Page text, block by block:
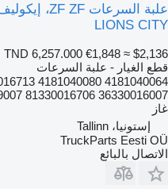
LIONS CITY
TND 6,257.000 €1,848 ≈ $2,136
قطع الغيار - علبة السرعات
36330016007 81330016706 36330019007 36330019016...
غاز
إستونيا، Tallinn
TruckParts Eesti OÜ
الاتصال بالبائع